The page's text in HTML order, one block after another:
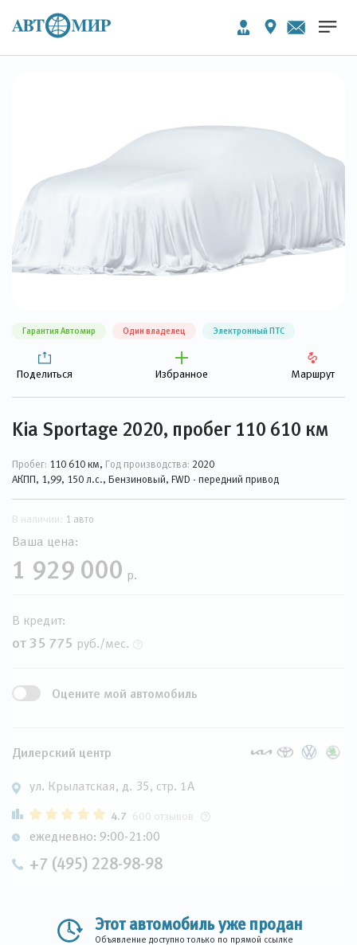
Гарантия Автомир Один владелец Электронный ПТС
Поделиться Избранное Маршрут
Kia Sportage 2020, пробег 110 610 км
Пробег: 110 610 км, Год производства: 2020
АКПП, 1,99, 150 л.с., Бензиновый, FWD - передний привод
В наличии: 1 авто
Ваша цена:
1 929 000 р.
В кредит:
от 35 775 руб./мес.
Оцените мой автомобиль
Дилерский центр
ул. Крылатская, д. 35, стр. 1А
4.7 600 отзывов
ежедневно: 9:00-21:00
+7 (495) 228-98-98
Этот автомобиль уже продан
Объявление доступно только по прямой ссылке